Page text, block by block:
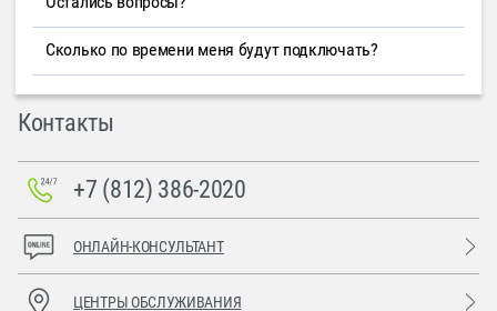
Сколько по времени меня будут подключать?
Контакты
+7 (812) 386-2020
ОНЛАЙН-КОНСУЛЬТАНТ
ЦЕНТРЫ ОБСЛУЖИВАНИЯ